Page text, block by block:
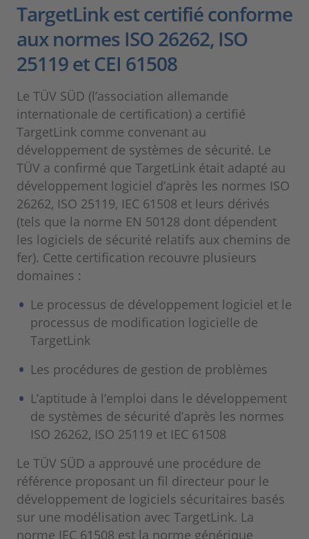
TargetLink est certifié conforme
aux normes ISO 26262, ISO
25119 et CEI 61508
Le TÜV SÜD (l’association allemande
internationale de certification) a certifié
TargetLink comme convenant au
développement de systèmes de sécurité. Le
TÜV a confirmé que TargetLink était adapté au
développement logiciel d’après les normes ISO
26262, ISO 25119, IEC 61508 et leurs dérivés
(tels que la norme EN 50128 dont dépendent
les logiciels de sécurité relatifs aux chemins de
fer). Cette certification recouvre plusieurs
domaines :
Le processus de développement logiciel et le
processus de modification logicielle de
TargetLink
Les procédures de gestion de problèmes
L’aptitude à l’emploi dans le développement
de systèmes de sécurité d’après les normes
ISO 26262, ISO 25119 et IEC 61508
Le TÜV SÜD a approuvé une procédure de
référence proposant un fil directeur pour le
développement de logiciels sécuritaires basés
sur une modélisation avec TargetLink. La
norme IEC 61508 est la norme générique